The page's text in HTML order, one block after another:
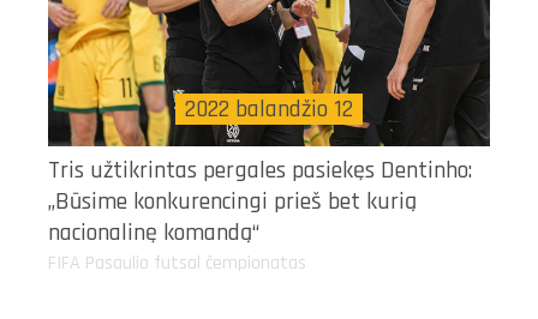
2022 balandžio 12
Tris užtikrintas pergales pasiekęs Dentinho:
„Būsime konkurencingi prieš bet kurią
nacionalinę komandą“
FIFA Pasaulio futsal čempionatas